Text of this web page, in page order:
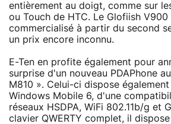
entièrement au doigt, comme sur
ou Touch de HTC. Le Glofiish V900
commercialisé à partir du second
un prix encore inconnu.
E-Ten en profite également pour
surprise d'un nouveau PDAPhone
M810 ». Celui-ci dispose
Windows Mobile 6, d'une
réseaux HSDPA, WiFi 802.11b/g et
clavier QWERTY complet, il